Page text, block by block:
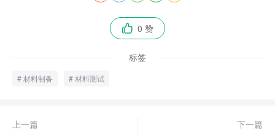
 0 赞
标签
材料制备 材料测试
上一篇
下一篇